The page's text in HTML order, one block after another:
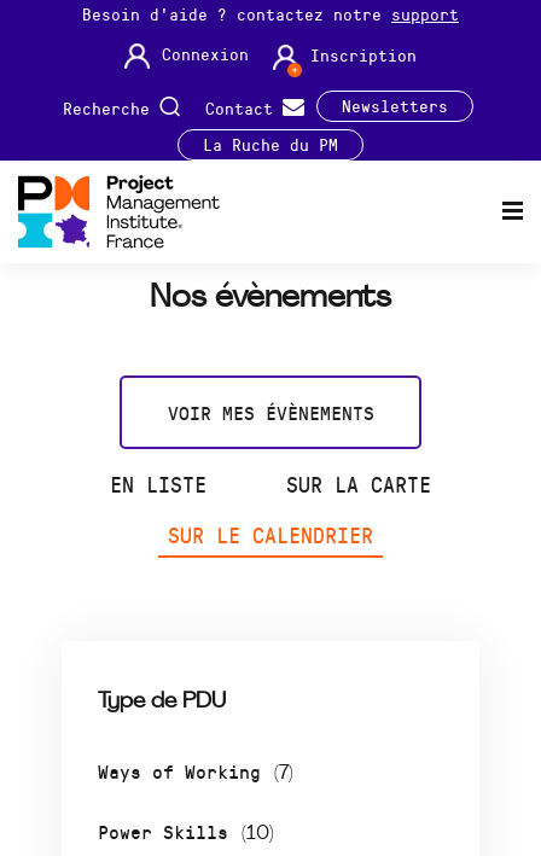
Besoin d'aide ? contactez notre support
Connexion
Inscription
Recherche Contact
Newsletters
La Ruche du PM
Nos évènements
VOIR MES ÉVÈNEMENTS
EN LISTE
SUR LA CARTE
SUR LE CALENDRIER
Type de PDU
Ways of Working (7)
Power Skills (10)